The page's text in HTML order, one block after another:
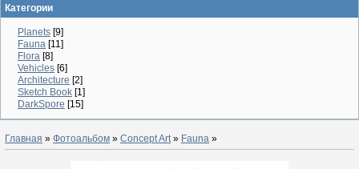
Категории
Planets [9]
Fauna [11]
Flora [8]
Vehicles [6]
Architecture [2]
Sketch Book [1]
DarkSpore [15]
Главная » Фотоальбом » Concept Art» Fauna »